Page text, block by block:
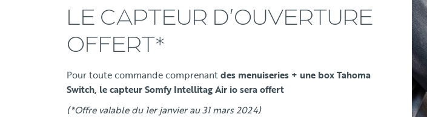
LE CAPTEUR D’OUVERTURE
OFFERT*
Pour toute commande comprenantdes menuiseries + une box Tahoma
Switch, le capteur Somfy Intellitag Air io sera offert
(*Offre valable du 1er janvier au 31 mars 2024)